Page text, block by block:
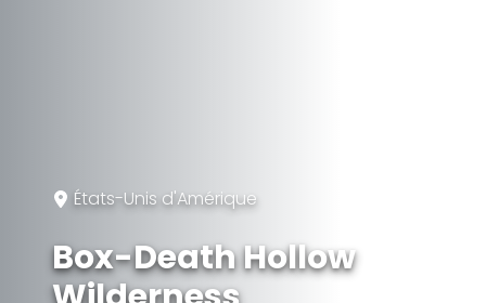
États-Unis d'Amérique
Box-Death Hollow